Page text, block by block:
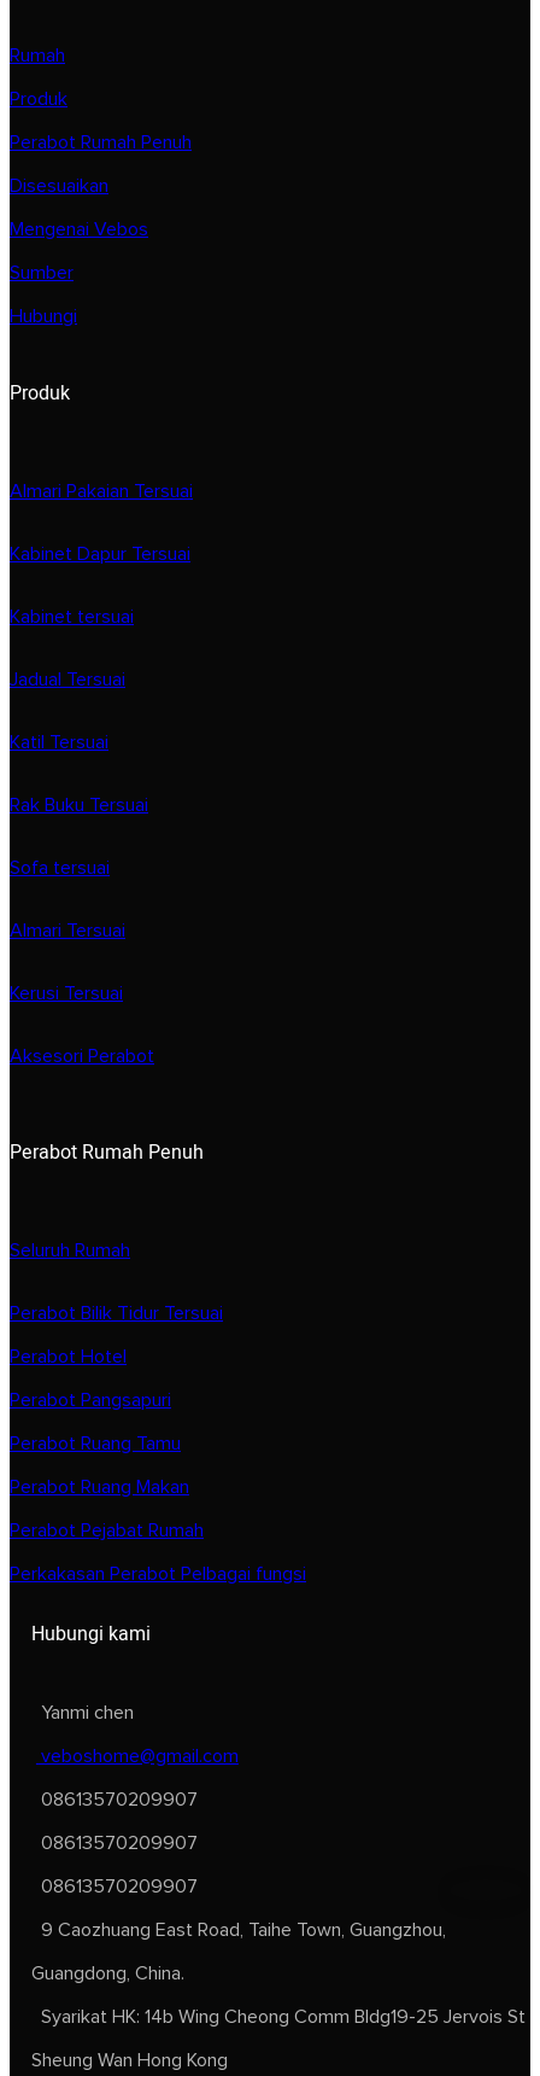
Rumah
Produk
Perabot Rumah Penuh
Disesuaikan
Mengenai Vebos
Sumber
Hubungi
Produk
Almari Pakaian Tersuai
Kabinet Dapur Tersuai
Kabinet tersuai
Jadual Tersuai
Katil Tersuai
Rak Buku Tersuai
Sofa tersuai
Almari Tersuai
Kerusi Tersuai
Aksesori Perabot
Perabot Rumah Penuh
Seluruh Rumah
Perabot Bilik Tidur Tersuai
Perabot Hotel
Perabot Pangsapuri
Perabot Ruang Tamu
Perabot Ruang Makan
Perabot Pejabat Rumah
Perkakasan Perabot Pelbagai fungsi
Hubungi kami
Yanmi chen
veboshome@gmail.com
08613570209907
08613570209907
08613570209907
9 Caozhuang East Road, Taihe Town, Guangzhou,
Guangdong, China.
Syarikat HK: 14b Wing Cheong Comm Bldg19-25 Jervois St
Sheung Wan Hong Kong